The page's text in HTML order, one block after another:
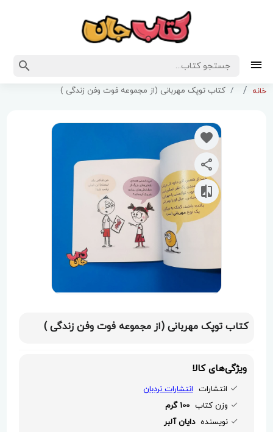
خانه کتاب توپک مهربانی (از مجموعه فوت وفن زندگی )
کتاب توپک مهربانی (از مجموعه فوت وفن زندگی )
ویژگی‌های کالا
انتشارات انتشارات نردبان
وزن کتاب 100 گرم
نویسنده دایان آلبر